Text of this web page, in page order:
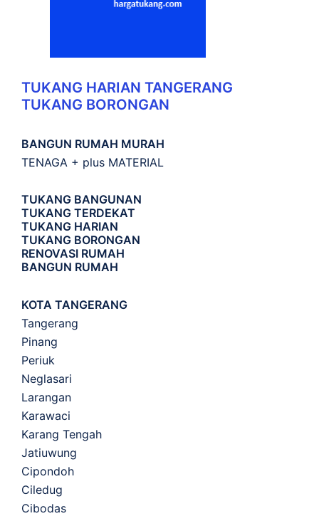
TUKANG HARIAN TANGERANG
TUKANG BORONGAN
BANGUN RUMAH MURAH
TENAGA + plus MATERIAL
TUKANG BANGUNAN
TUKANG TERDEKAT
TUKANG HARIAN
TUKANG BORONGAN
RENOVASI RUMAH
BANGUN RUMAH
KOTA TANGERANG
Tangerang
Pinang
Periuk
Neglasari
Larangan
Karawaci
Karang Tengah
Jatiuwung
Cipondoh
Ciledug
Cibodas